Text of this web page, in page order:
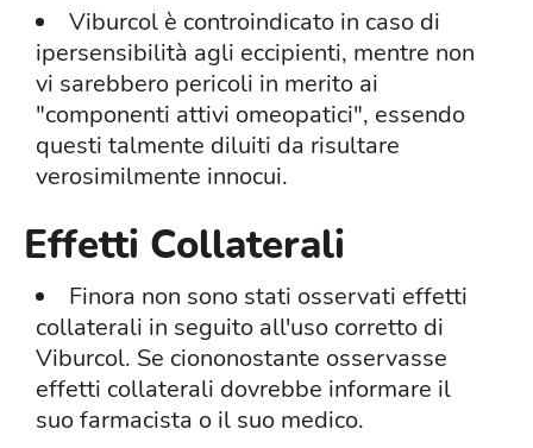
Viburcol è controindicato in caso di
ipersensibilità agli eccipienti, mentre non
vi sarebbero pericoli in merito ai
"componenti attivi omeopatici", essendo
questi talmente diluiti da risultare
verosimilmente innocui.
Effetti Collaterali
Finora non sono stati osservati effetti
collaterali in seguito all'uso corretto di
Viburcol. Se ciononostante osservasse
effetti collaterali dovrebbe informare il
suo farmacista o il suo medico.